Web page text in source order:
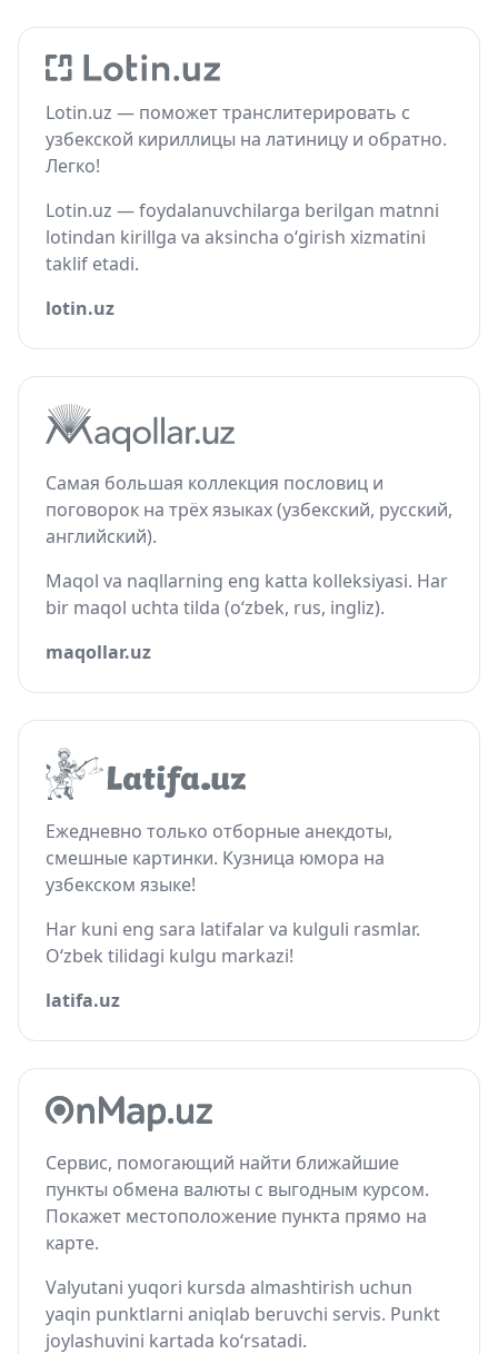
Lotin.uz — поможет транслитерировать с
узбекской кириллицы на латиницу и обратно.
Легко!
Lotin.uz — foydalanuvchilarga berilgan matnni
lotindan kirillga va aksincha o‘girish xizmatini
taklif etadi.
lotin.uz
Самая большая коллекция пословиц и
поговорок на трёх языках (узбекский, русский,
английский).
Maqol va naqllarning eng katta kolleksiyasi. Har
bir maqol uchta tilda (o‘zbek, rus, ingliz).
maqollar.uz
Ежедневно только отборные анекдоты,
смешные картинки. Кузница юмора на
узбекском языке!
Har kuni eng sara latifalar va kulguli rasmlar.
O‘zbek tilidagi kulgu markazi!
latifa.uz
Сервис, помогающий найти ближайшие
пункты обмена валюты с выгодным курсом.
Покажет местоположение пункта прямо на
карте.
Valyutani yuqori kursda almashtirish uchun
yaqin punktlarni aniqlab beruvchi servis. Punkt
joylashuvini kartada ko‘rsatadi.